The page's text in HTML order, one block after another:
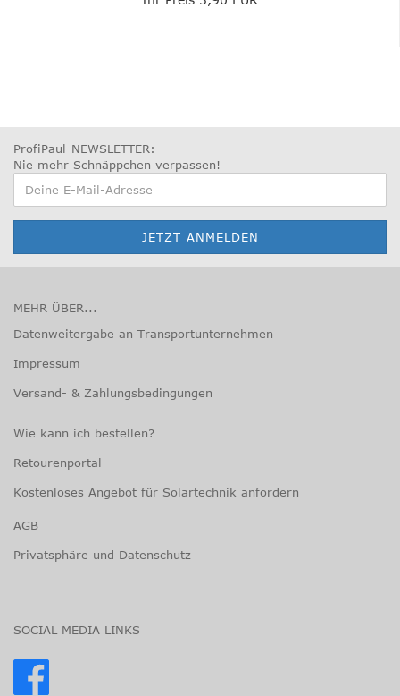
ProfiPaul-NEWSLETTER:
Nie mehr Schnäppchen verpassen!
MEHR ÜBER...
Datenweitergabe an Transportunternehmen
Impressum
Versand- & Zahlungsbedingungen
Wie kann ich bestellen?
Retourenportal
Kostenloses Angebot für Solartechnik anfordern
AGB
Privatsphäre und Datenschutz
SOCIAL MEDIA LINKS